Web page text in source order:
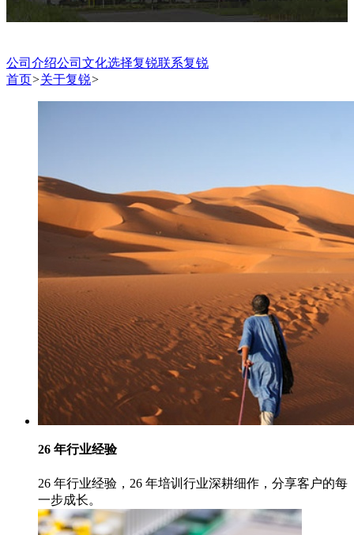
公司介绍公司文化选择复锐联系复锐
首页>关于复锐>
26 年行业经验
26 年行业经验，26 年培训行业深耕细作，分享客户的每
一步成长。